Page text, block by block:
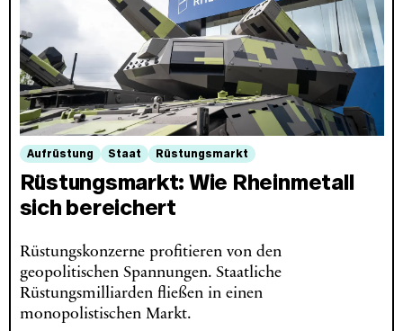
Aufrüstung Staat Rüstungsmarkt
Rüstungsmarkt: Wie Rheinmetall
sich bereichert
Rüstungskonzerne profitieren von den
geopolitischen Spannungen. Staatliche
Rüstungsmilliarden fließen in einen
monopolistischen Markt.